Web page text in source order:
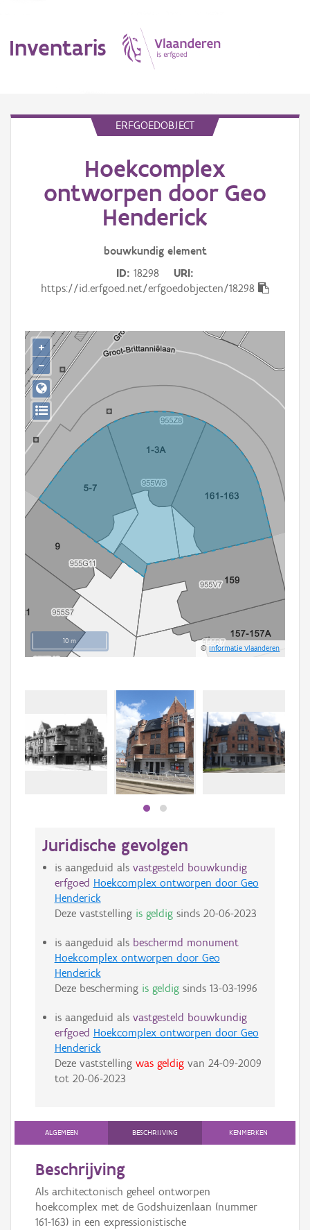
Inventaris
Aanduidingsobject
Gebeurtenis
Downloads
Hergebruik
Aanmelden
ERFGOEDOBJECT
Hoekcomplex
ontworpen door Geo
Henderick
bouwkundig element
ID 18298
URI
https://id.erfgoed.net/erfgoedobjecten/18298
10 m
©Informatie Vlaanderen
+
−
Juridische gevolgen
is aangeduid als vastgesteld bouwkundig
erfgoed Hoekcomplex ontworpen door Geo
Henderick
Deze vaststelling is geldigsinds 20-06-2023
is aangeduid als beschermd monument
Hoekcomplex ontworpen door Geo
Henderick
Deze bescherming is geldigsinds 13-03-1996
is aangeduid als vastgesteld bouwkundig
erfgoed Hoekcomplex ontworpen door Geo
Henderick
Deze vaststelling was geldigvan 24-09-2009
tot 20-06-2023
ALGEMEEN BESCHRIJVING KENMERKEN
Beschrijving
Als architectonisch geheel ontworpen
hoekcomplex met de Godshuizenlaan (nummer
161-163) in een expressionistische